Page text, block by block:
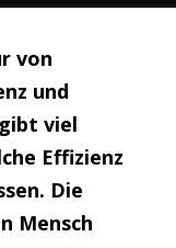
von
und
viel
Effizienz
Die
Mensch